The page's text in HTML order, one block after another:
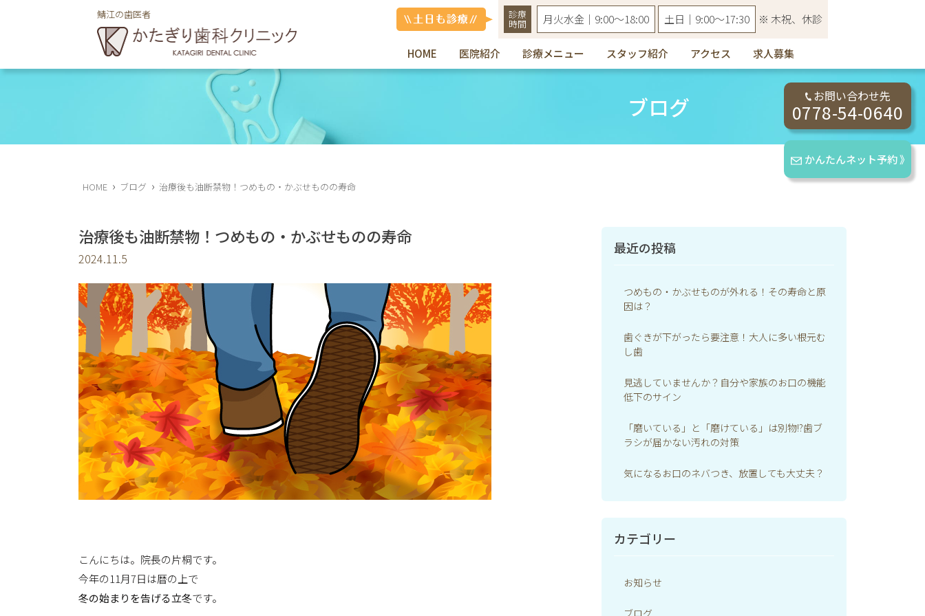
鯖江の歯医者
鯖江市舟津町の歯医者のかたぎり歯科クリニックは皆様の歯を守ります
診療
時間 月火水金｜9:00〜18:00 土日｜9:00〜17:30 ※ 木祝、休診
HOME 医院紹介 診療メニュー スタッフ紹介 アクセス 求人募集
お問い合わせ先
0778-54-0640
かんたんネット予約 》
ブログ
HOME › ブログ › 治療後も油断禁物！つめもの・かぶせものの寿命
治療後も油断禁物！つめもの・かぶせものの寿命
2024.11.5
こんにちは。院長の片桐です。
今年の11月7日は暦の上で
冬の始まりを告げる立冬です。
最近の投稿
つめもの・かぶせものが外れる！その寿命と原
因は？
歯ぐきが下がったら要注意！大人に多い根元む
し歯
見逃していませんか？自分や家族のお口の機能
低下のサイン
「磨いている」と「磨けている」は別物!?歯ブ
ラシが届かない汚れの対策
気になるお口のネバつき、放置しても大丈夫？
カテゴリー
お知らせ
ブログ